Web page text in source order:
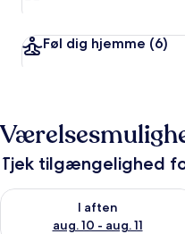
Føl dig hjemme (6)
Tjek tilgængelighed
I aften
aug. 10 - aug. 11
Tjek tilgængelighed for i